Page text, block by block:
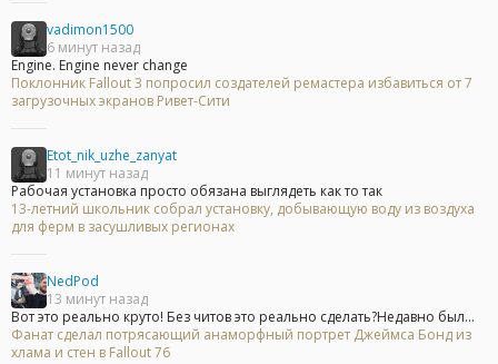
vadimon1500
6 минут назад
Engine. Engine never change
Поклонник Fallout 3 попросил создателей ремастера избавиться от 7
загрузочных экранов Ривет-Сити
Etot_nik_uzhe_zanyat
11 минут назад
Рабочая установка просто обязана выглядеть как то так
13-летний школьник собрал установку, добывающую воду из воздуха
для ферм в засушливых регионах
NedPod
13 минут назад
Вот это реально круто! Без читов это реально сделать?Недавно был...
Фанат сделал потрясающий анаморфный портрет Джеймса Бонд из
хлама и стен в Fallout 76